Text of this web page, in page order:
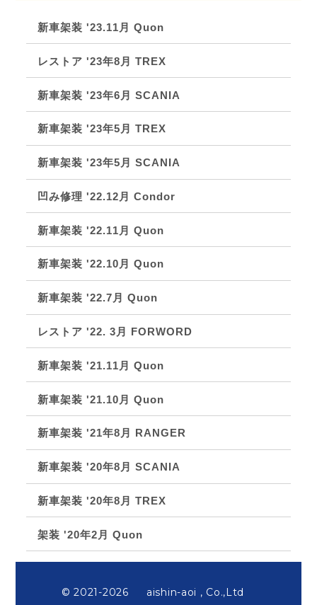
新車架装 '23.11月 Quon
レストア '23年8月 TREX
新車架装 '23年6月 SCANIA
新車架装 '23年5月 TREX
新車架装 '23年5月 SCANIA
凹み修理 '22.12月 Condor
新車架装 '22.11月 Quon
新車架装 '22.10月 Quon
新車架装 '22.7月 Quon
レストア '22. 3月 FORWORD
新車架装 '21.11月 Quon
新車架装 '21.10月 Quon
新車架装 '21年8月 RANGER
新車架装 '20年8月 SCANIA
新車架装 '20年8月 TREX
架装 '20年2月 Quon
© 2021-2026 aishin-aoi , Co.,Ltd